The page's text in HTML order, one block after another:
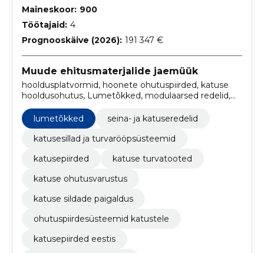
Maineskoor: 900
Töötajaid: 4
Prognooskäive (2026): 191 347 €
Muude ehitusmaterjalide jaemüük
hooldusplatvormid, hoonete ohutuspiirded, katuse
hooldusohutus, Lumetõkked, modulaarsed redelid,
kohandatud sillad, evakuatsiooniredelid,
tootegarantiid, hoolduskontrollid, ohutusalased
konsultatsioonid
lumetõkked
seina- ja katuseredelid
katusesillad ja turvarööpsüsteemid
katusepiirded
katuse turvatooted
katuse ohutusvarustus
katuse sildade paigaldus
ohutuspiirdesüsteemid katustele
katusepiirded eestis